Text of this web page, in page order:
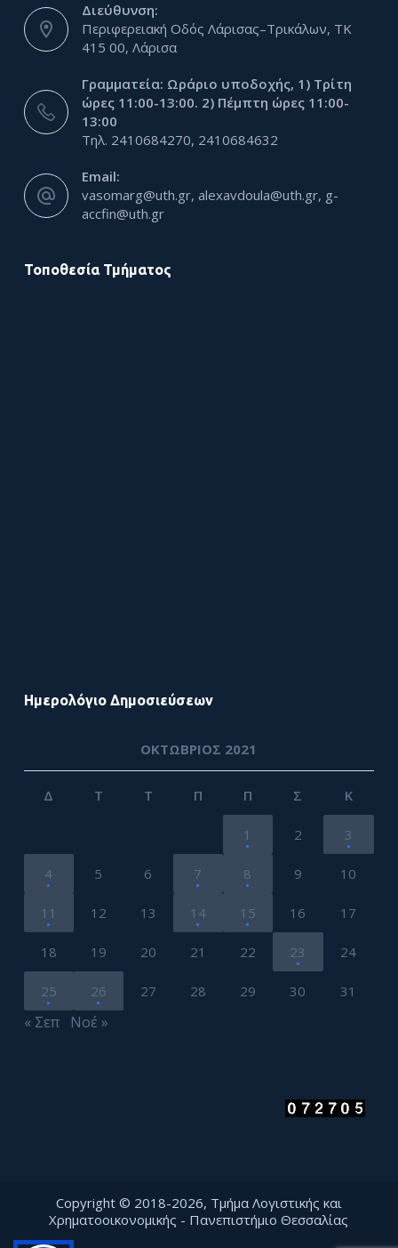
Διεύθυνση:
Περιφερειακή Οδός Λάρισας–Τρικάλων, ΤΚ
415 00, Λάρισα
Γραμματεία: Ωράριο υποδοχής, 1) Τρίτη
ώρες 11:00-13:00. 2) Πέμπτη ώρες 11:00-
13:00
Τηλ. 2410684270, 2410684632
Email:
vasomarg@uth.gr, alexavdoula@uth.gr, g-
accfin@uth.gr
Τοποθεσία Τμήματος
Ημερολόγιο Δημοσιεύσεων
ΟΚΤΏΒΡΙΟΣ 2021
Δ Τ Τ Π Π Σ Κ
1 2 3
4 5 6 7 8 9 10
11 12 13 14 15 16 17
18 19 20 21 22 23 24
25 26 27 28 29 30 31
« Σεπ Νοέ »
Copyright © 2018-2026, Τμήμα Λογιστικής και
Χρηματοοικονομικής - Πανεπιστήμιο Θεσσαλίας